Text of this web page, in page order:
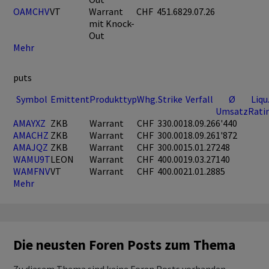
OAMCHVVT
Warrant
mit Knock-
Out
CHF 451.6829.07.26
Mehr
puts
Symbol EmittentProdukttypWhg.Strike Verfall
Ø
Umsatz
AMAYXZ ZKB Warrant CHF 330.0018.09.266'440
AMACHZ ZKB Warrant CHF 300.0018.09.261'872
AMAJQZ ZKB Warrant CHF 300.0015.01.27248
WAMU9TLEON Warrant CHF 400.0019.03.27140
WAMFNVVT Warrant CHF 400.0021.01.2885
Mehr
Die neusten Foren Posts zum Thema